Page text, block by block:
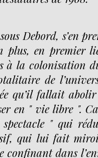
Debord, s’en
plus, en premier
la colonisation
de
qu’il fallait
en " vie libre ".
" qui
qui lui fait
confinant dans